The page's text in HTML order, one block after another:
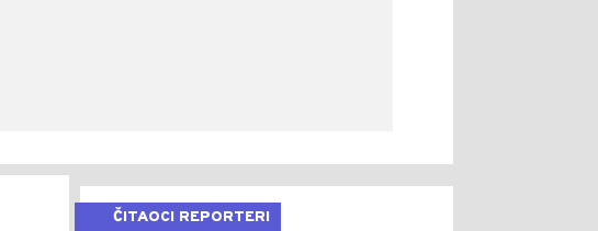
ČITAOCI REPORTERI